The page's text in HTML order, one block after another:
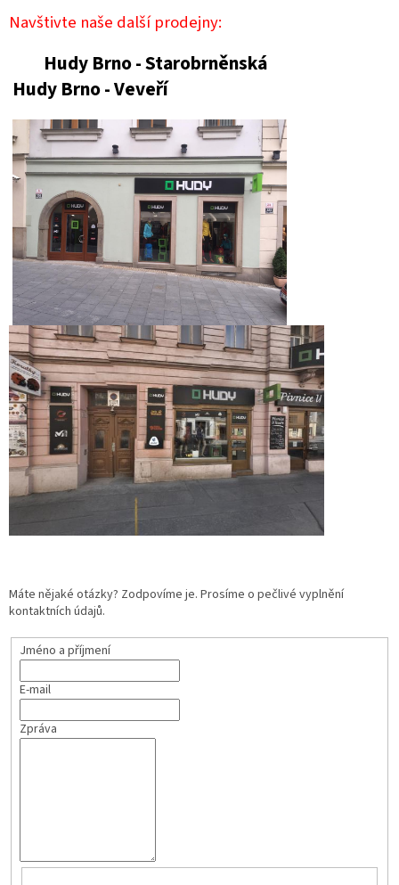
Navštivte naše další prodejny:
Hudy Brno - Starobrněnská
Hudy Brno - Veveří
Máte nějaké otázky? Zodpovíme je. Prosíme o pečlivé vyplnění
kontaktních údajů.
Jméno a příjmení
E-mail
Zpráva